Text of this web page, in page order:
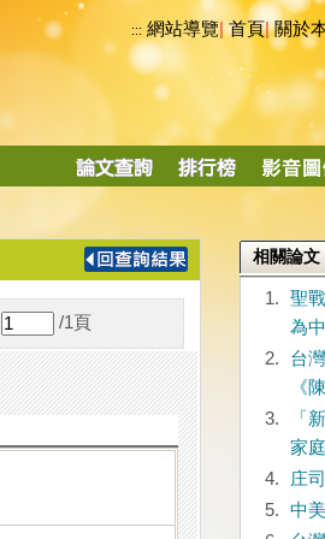
::: 網站導覽|首頁|關於
導
/1 頁
相關論文
1.
聖
為
2.
台
《
3.
「
家
4.
庄
5.
中